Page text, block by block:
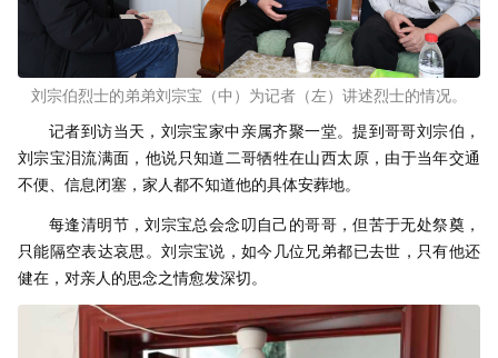
刘宗伯烈士的弟弟刘宗宝（中）为记者（左）讲述烈士的情况。
记者到访当天，刘宗宝家中亲属齐聚一堂。提到哥哥刘宗伯，
刘宗宝泪流满面，他说只知道二哥牺牲在山西太原，由于当年交通
不便、信息闭塞，家人都不知道他的具体安葬地。
每逢清明节，刘宗宝总会念叨自己的哥哥，但苦于无处祭奠，
只能隔空表达哀思。刘宗宝说，如今几位兄弟都已去世，只有他还
健在，对亲人的思念之情愈发深切。